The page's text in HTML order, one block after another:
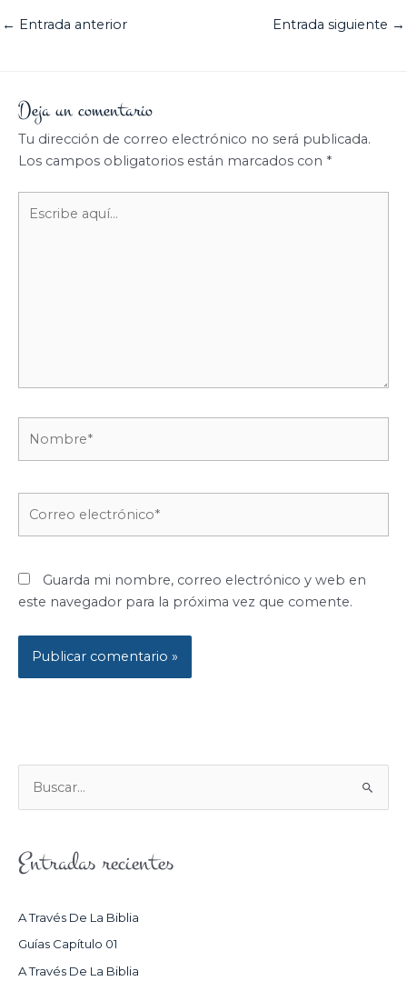
← Entrada anterior Entrada siguiente →
Deja un comentario
Tu dirección de correo electrónico no será publicada.
Los campos obligatorios están marcados con *
aquí...
Guarda mi nombre, correo electrónico y web en
este navegador para la próxima vez que comente.
U
C
Entradas recientes
A Través De La Biblia
Guías Capítulo 01
A Través De La Biblia